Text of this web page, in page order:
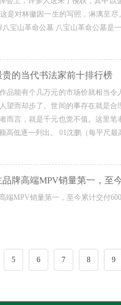
是对林徽因一生的写照，淋漓至
宝山革命公墓 八宝山革命公墓是
的当代书法家前十排行榜
品能有个几万元的市场价就相当
望而却步了。世间的事存在就是
而言，就是千元也觉不值。这里
高低逐一列出。 01沈鹏（每平尺最
牌高端MPV销量第一，至
端MPV销量第一，至今累计交付
5 6 7 8 9